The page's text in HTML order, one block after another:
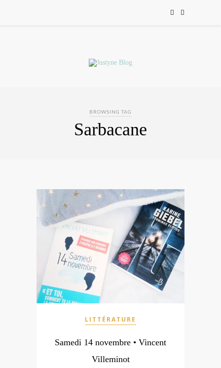
BROWSING TAG
Sarbacane
LITTÉRATURE
Samedi 14 novembre • Vincent
Villeminot